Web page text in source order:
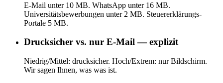
E-Mail unter 10 MB. WhatsApp unter 16 MB.
Universitätsbewerbungen unter 2 MB. Steuererklärungs-
Portale 5 MB.
Drucksicher vs. nur E-Mail — explizit
Niedrig/Mittel: drucksicher. Hoch/Extrem: nur Bildschirm.
Wir sagen Ihnen, was was ist.